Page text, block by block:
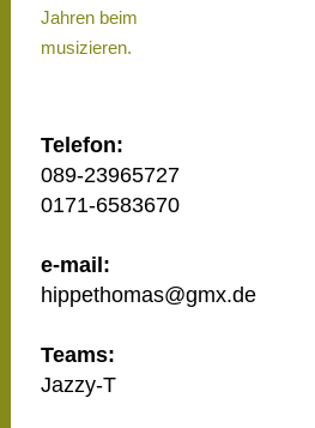
Jahren beim
musizieren.
Telefon:
089-23965727
0171-6583670
e-mail:
hippethomas@gmx.de
Teams:
Jazzy-T